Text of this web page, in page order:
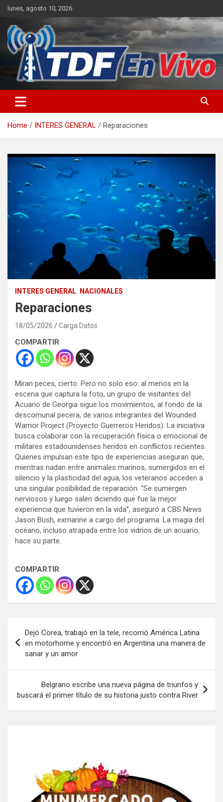
Skip
content
lunes, agosto 10, 2026
Home INTERES GENERAL Reparaciones
INTERES GENERAL NACIONALES
Reparaciones
18/05/2026 Carga Datos
COMPARTIR
Miran peces, cierto. Pero no solo eso: al menos en la
escena que captura la foto, un grupo de visitantes del
Acuario de Georgia sigue los movimientos, al fondo de la
descomunal pecera, de varios integrantes del Wounded
Warrior Project (Proyecto Guerreros Heridos). La iniciativa
busca colaborar con la recuperación física o emocional de
militares estadounidenses heridos en conflictos recientes.
Quienes impulsan este tipo de experiencias aseguran que,
mientras nadan entre animales marinos, sumergidos en el
silencio y la plasticidad del agua, los veteranos acceden a
una singular posibilidad de reparación. “Se sumergen
nerviosos y luego salen diciendo que fue la mejor
experiencia que tuvieron en la vida”, aseguró a CBS News
Jason Bush, exmarine a cargo del programa. La magia del
océano, incluso atrapada entre los vidrios de un acuario,
hace su parte.
COMPARTIR
de
entradas
Dejó Corea, trabajó en la tele, recorrió América Latina
en motorhome y encontró en Argentina una manera de
sanar y un amor
Belgrano escribe una nueva página de triunfos y
buscará el primer título de su historia justo contra River